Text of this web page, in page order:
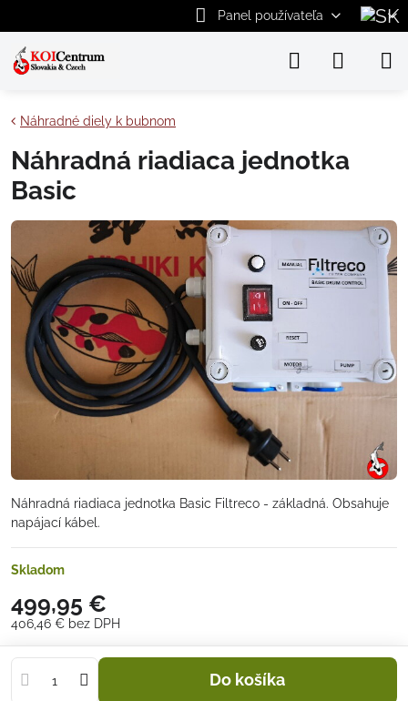
Panel používateľa
Náhradné diely k bubnom
Náhradná riadiaca jednotka
Basic
Náhradná riadiaca jednotka Basic Filtreco - základná. Obsahuje
napájací kábel.
Skladom
499,95 €
406,46 € bez DPH
Do košíka